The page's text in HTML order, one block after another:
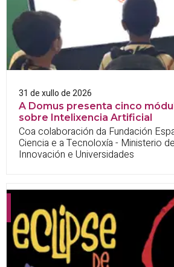
31 de xullo de 2026
A Domus presenta cinco
sobre Intelixencia Artificial
Coa colaboración da Fundación
Ciencia e a Tecnoloxía - Ministerio
Innovación e Universidades